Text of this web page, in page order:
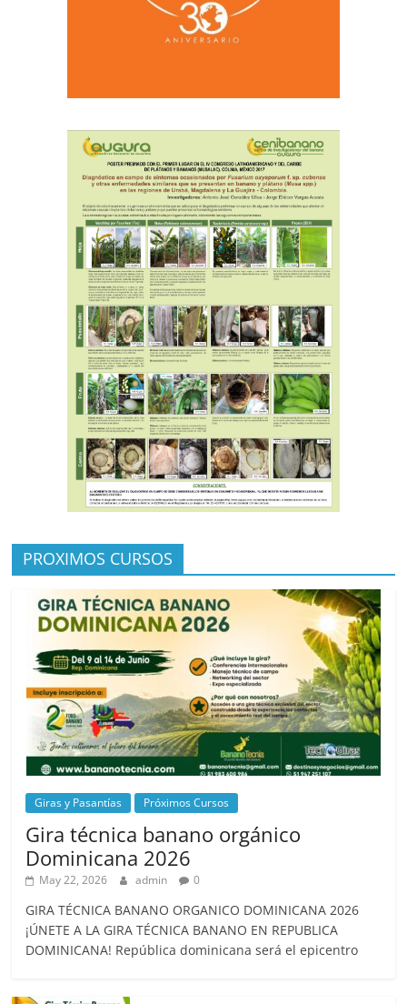
PROXIMOS CURSOS
Giras y Pasantías Próximos Cursos
Gira técnica banano orgánico
Dominicana 2026
May 22, 2026 admin 0
GIRA TÉCNICA BANANO ORGANICO DOMINICANA 2026
¡ÚNETE A LA GIRA TÉCNICA BANANO EN REPUBLICA
DOMINICANA! República dominicana será el epicentro